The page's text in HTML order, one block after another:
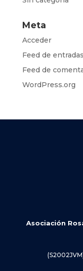
Meta
Acceder
Feed de entradas
Feed de
WordPress.org
Asociación